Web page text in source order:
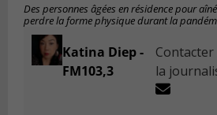
Des personnes âgées en résidence pour
perdre la forme physique durant la
Katina Diep -
FM103,3
Contacter
la